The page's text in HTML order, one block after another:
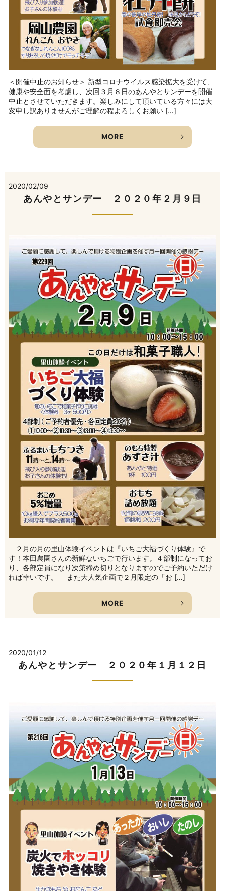
＜開催中止のお知らせ＞ 新型コロナウイルス感染拡大を受けて、
健康や安全面を考慮し、次回３月８日のあんやとサンデーを開催
中止とさせていただきます。楽しみにして頂いている方々には大
変申し訳ありませんがご理解の程よろしくお願い […]
MORE
2020/02/09
あんやとサンデー ２０２０年２月９日
２月の月の里山体験イベントは『いちご大福づくり体験』で
す！本田農園さんの新鮮ないちごで行います。４部制になってお
り、各部定員になり次第締め切りとなりますのでご予約いただけ
れば幸いです。 また大人気企画で２月限定の「お […]
MORE
2020/01/12
あんやとサンデー ２０２０年１月１２日